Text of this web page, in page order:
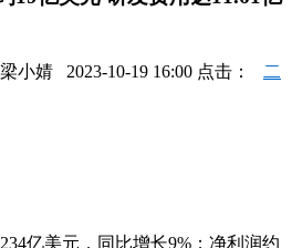
梁小婧 2023-10-19 16:00 点击： 二
亿美元，同比增长9%；净利润约